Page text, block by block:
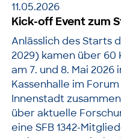
11.05.2026
Kick-off Event zum
Anlässlich des Starts
2029) kamen über 60
am 7. und 8. Mai
Kassenhalle im
Innenstadt
über aktuelle
eine SFB 1342-